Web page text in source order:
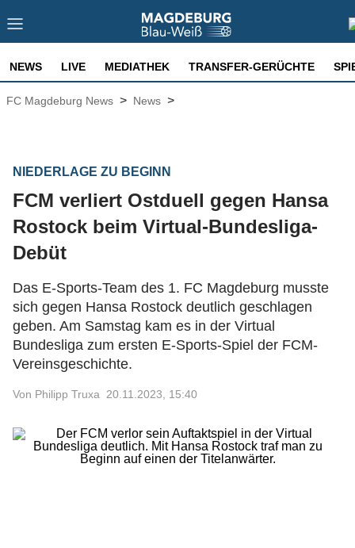
NEWS LIVE MEDIATHEK TRANSFER-GERÜCHTE
FC Magdeburg News > News >
NIEDERLAGE ZU BEGINN
FCM verliert Ostduell gegen Hansa
Rostock beim Virtual-Bundesliga-
Debüt
Das E-Sports-Team des 1. FC Magdeburg musste
sich gegen Hansa Rostock deutlich geschlagen
geben. Am Samstag kam es in der Virtual
Bundesliga zum ersten E-Sports-Spiel der FCM-
Vereinsgeschichte.
Von Philipp Truxa 20.11.2023, 15:40